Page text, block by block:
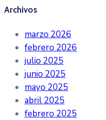
Archivos
marzo 2026
febrero 2026
julio 2025
junio 2025
mayo 2025
abril 2025
febrero 2025